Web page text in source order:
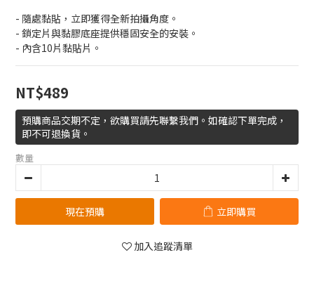
- 隨處黏貼，立即獲得全新拍攝角度。
- 鎖定片與黏膠底座提供穩固安全的安裝。
- 內含10片黏貼片。
NT$489
預購商品交期不定，欲購買請先聯繫我們。如確認下單完成，
即不可退換貨。
數量
現在預購 立即購買
加入追蹤清單